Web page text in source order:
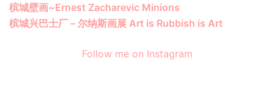
槟城壁画~Ernest Zacharevic Minions
槟城兴巴士厂 – 尔纳斯画展 Art is Rubbish is Art
Follow me on Instagram